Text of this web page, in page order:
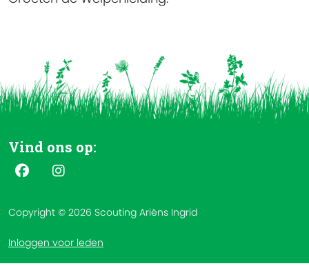
Vind ons op:
Copyright © 2026 Scouting Ariëns Ingrid
Inloggen voor leden